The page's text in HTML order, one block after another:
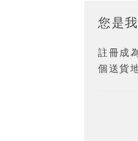
您是
註冊成
個送貨